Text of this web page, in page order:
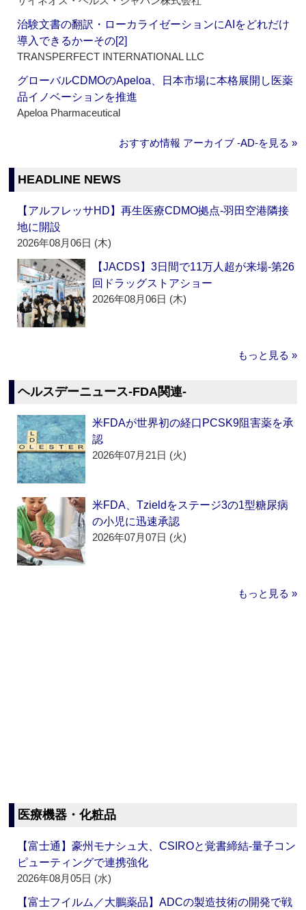
治験文書の翻訳・ローカライゼーションにAIをどれだけ
導入できるかーその[2]
TRANSPERFECT INTERNATIONAL LLC
グローバルCDMOのApeloa、日本市場に本格展開し医薬
品イノベーションを推進
Apeloa Pharmaceutical
おすすめ情報 アーカイブ ‐AD‐を見る »
HEADLINE NEWS
【アルフレッサHD】再生医療CDMO拠点‐羽田空港隣接
地に開設
2026年08月06日 (木)
【JACDS】3日間で11万人超が来場‐第26
回ドラッグストアショー
2026年08月06日 (木)
もっと見る »
ヘルスデーニュース‐FDA関連‐
米FDAが世界初の経口PCSK9阻害薬を承
認
2026年07月21日 (火)
米FDA、Tzieldをステージ3の1型糖尿病
の小児に迅速承認
2026年07月07日 (火)
もっと見る »
医療機器・化粧品
【富士通】豪州モナシュ大、CSIROと覚書締結‐量子コン
ピューティングで連携強化
2026年08月05日 (水)
【富士フイルム／大鵬薬品】ADCの製造技術の開発で戦